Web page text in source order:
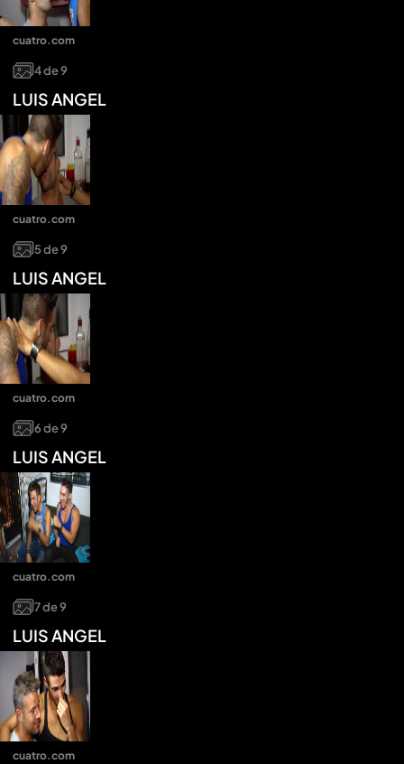
4de9
LUIS ANGEL
cuatro.com
5de9
LUIS ANGEL
cuatro.com
6de9
LUIS ANGEL
cuatro.com
7de9
LUIS ANGEL
cuatro.com
cuatro.com